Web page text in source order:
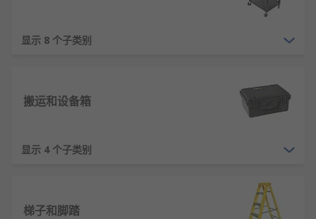
显示 8 个子类别
搬运和设备箱
显示 4 个子类别
梯子和脚踏